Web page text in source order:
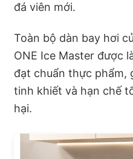
đá viên mới.
Toàn bộ dàn bay hơi
ONE Ice Master được
đạt chuẩn thực phẩm,
tinh khiết và hạn chế
hại.